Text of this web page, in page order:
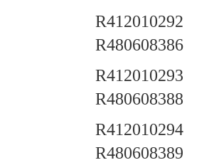
R412010292
R480608386
R412010293
R480608388
R412010294
R480608389